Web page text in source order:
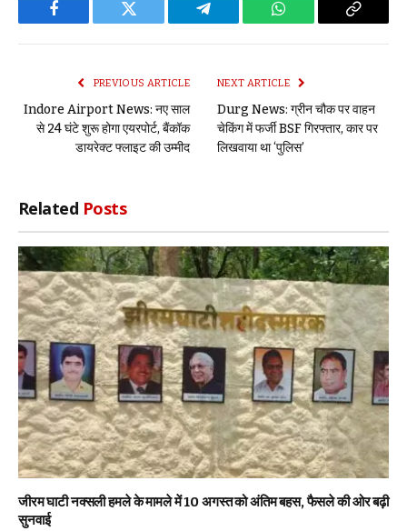
Facebook Twitter Telegram WhatsApp Copy
PREVIOUS ARTICLE
Indore Airport News: नए साल
से 24 घंटे शुरू होगा एयरपोर्ट, बैंकॉक
डायरेक्ट फ्लाइट की उम्मीद
NEXT ARTICLE
Durg News: ग्रीन चौक पर वाहन
चेकिंग में फर्जी BSF गिरफ्तार, कार पर
लिखवाया था ‘पुलिस’
Related Posts
जीरम घाटी नक्सली हमले के मामले में 10 अगस्त को अंतिम बहस, फैसले की ओर बढ़ी
सुनवाई